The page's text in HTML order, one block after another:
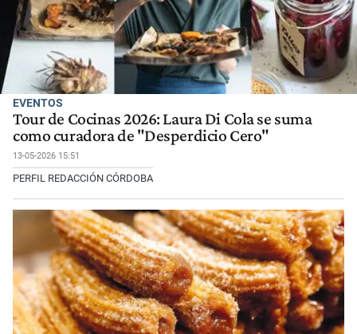
EVENTOS
Tour de Cocinas 2026: Laura Di Cola se suma
como curadora de "Desperdicio Cero"
13-05-2026 15:51
PERFIL REDACCIÓN CÓRDOBA